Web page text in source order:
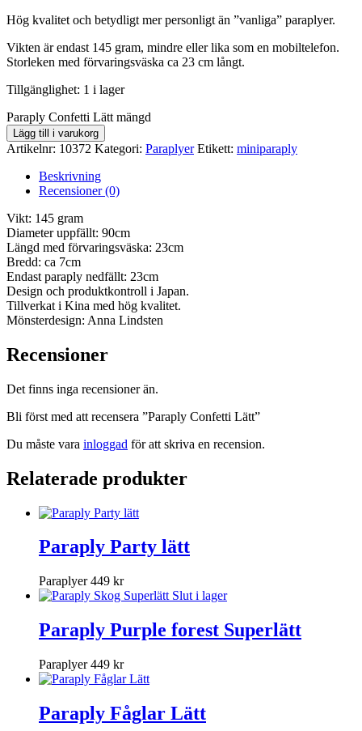
Hög kvalitet och betydligt mer personligt än ”vanliga” paraplyer.
Vikten är endast 145 gram, mindre eller lika som en mobiltelefon.
Storleken med förvaringsväska ca 23 cm långt.
Tillgänglighet: 1 i lager
Paraply Confetti Lätt mängd
Lägg till i varukorg
Artikelnr: 10372 Kategori: Paraplyer Etikett: miniparaply
Beskrivning
Recensioner (0)
Vikt: 145 gram
Diameter uppfällt: 90cm
Längd med förvaringsväska: 23cm
Bredd: ca 7cm
Endast paraply nedfällt: 23cm
Design och produktkontroll i Japan.
Tillverkat i Kina med hög kvalitet.
Mönsterdesign: Anna Lindsten
Recensioner
Det finns inga recensioner än.
Bli först med att recensera ”Paraply Confetti Lätt”
Du måste vara inloggad för att skriva en recension.
Relaterade produkter
Paraply Party lätt
Paraplyer449 kr
Slut i lager
Paraply Purple forest Superlätt
Paraplyer449 kr
Paraply Fåglar Lätt